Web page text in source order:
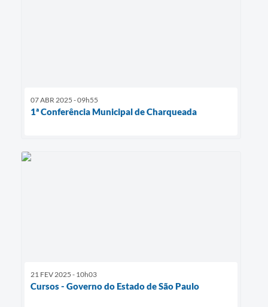
07 ABR 2025 - 09h55
1ª Conferência Municipal de Charqueada
21 FEV 2025 - 10h03
Cursos - Governo do Estado de São Paulo